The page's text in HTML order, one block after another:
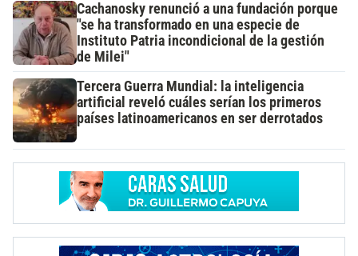
Cachanosky renunció a una fundación porque
"se ha transformado en una especie de
Instituto Patria incondicional de la gestión
de Milei"
Tercera Guerra Mundial: la inteligencia
artificial reveló cuáles serían los primeros
países latinoamericanos en ser derrotados